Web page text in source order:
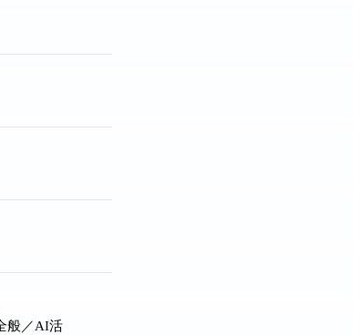
般／AI活